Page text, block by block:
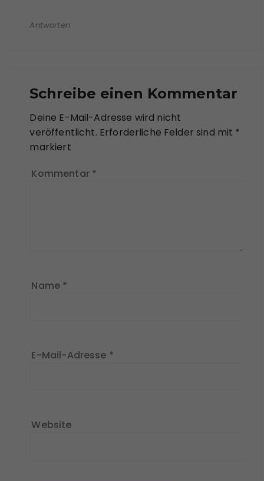
Antworten
Schreibe einen Kommentar
Deine E-Mail-Adresse wird nicht
veröffentlicht. Erforderliche Felder sind mit *
markiert
Kommentar *
Name *
E-Mail-Adresse *
Website